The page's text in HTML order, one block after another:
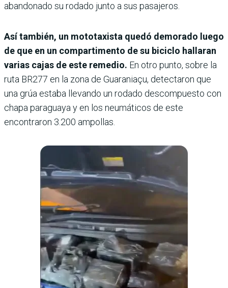
abandonado su rodado junto a sus pasajeros.
Así también, un mototaxista quedó demorado luego
de que en un compartimento de su biciclo hallaran
varias cajas de este remedio. En otro punto, sobre la
ruta BR277 en la zona de Guaraniaçu, detectaron que
una grúa estaba llevando un rodado descompuesto con
chapa paraguaya y en los neumáticos de este
encontraron 3.200 ampollas.